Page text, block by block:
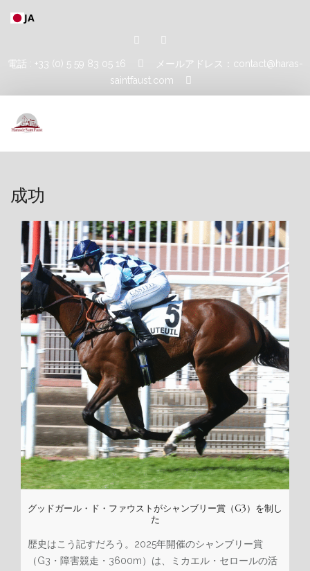
JA
電話 : +33 (0) 5 59 83 05 16
メールアドレス：contact@haras-
saintfaust.com
ホーム
マシュフル・アル・ハレディア
MUSHRAE
馬
アラビアンホース
サラブレッド
ポニー競走
成功
最新ニュース
当社について
ギャラリー
成功
グッドガール・ド・ファウストがシャンブリー賞（G3）を制し
た
歴史はこう記すだろう。2025年開催のシャンブリー賞
（G3・障害競走・3600m）は、ミカエル・セロールの活